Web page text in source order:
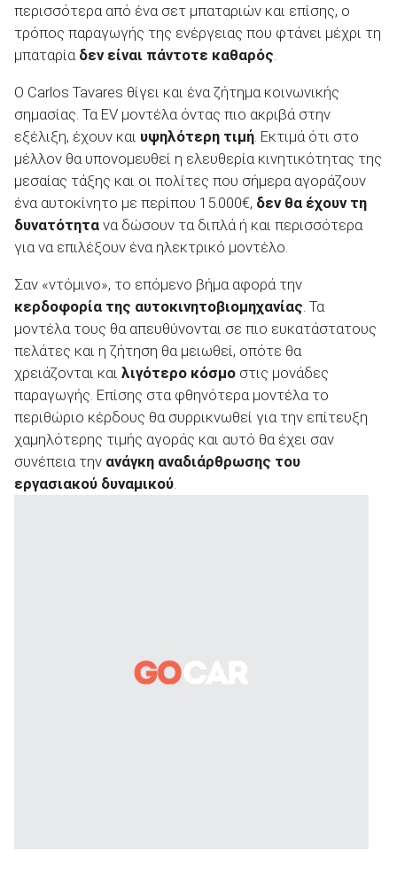
περισσότερα από ένα σετ μπαταριών και επίσης, ο
τρόπος παραγωγής της ενέργειας που φτάνει μέχρι τη
μπαταρία δεν είναι πάντοτε καθαρός
Ο Carlos Tavares θίγει και ένα ζήτημα κοινωνικής
σημασίας. Τα EV μοντέλα όντας πιο ακριβά στην
εξέλιξη, έχουν και υψηλότερη τιμή . Εκτιμά ότι στο
μέλλον θα υπονομευθεί η ελευθερία κινητικότητας της
μεσαίας τάξης και οι πολίτες που σήμερα αγοράζουν
ένα αυτοκίνητο με περίπου 15.000€, δεν θα έχουν τη
δυνατότητα να δώσουν τα διπλά ή και περισσότερα
για να επιλέξουν ένα ηλεκτρικό μοντέλο.
Σαν «ντόμινο», το επόμενο βήμα αφορά την
κερδοφορία της αυτοκινητοβιομηχανίας . Τα
μοντέλα τους θα απευθύνονται σε πιο ευκατάστατους
πελάτες και η ζήτηση θα μειωθεί, οπότε θα
χρειάζονται και λιγότερο κόσμο στις μονάδες
παραγωγής. Επίσης στα φθηνότερα μοντέλα το
περιθώριο κέρδους θα συρρικνωθεί για την επίτευξη
χαμηλότερης τιμής αγοράς και αυτό θα έχει σαν
συνέπεια την ανάγκη αναδιάρθρωσης του
εργασιακού δυναμικού